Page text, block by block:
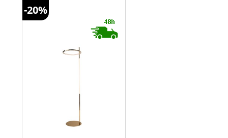
-20%